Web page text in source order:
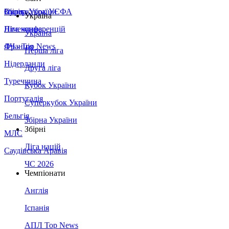
Збірна України
Італія
Німеччина
Франція
Нідерланди
Туреччина
Португалія
Бельгія
МЛС
Саудівська Аравія
Суперкубок УЄФА
Ліга конференцій
ЛЧ - Top News
Україна
Україна
Перша ліга
Друга ліга
Кубок України
Суперкубок України
Збірна України
Збірні
Ліга націй
ЧС 2026
Чемпіонати
Англія
Іспанія
АПЛ Top News